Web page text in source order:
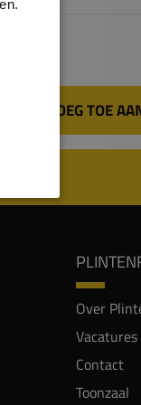
VOEG TOE
Over
Vacatures
Contact
Toonzaal